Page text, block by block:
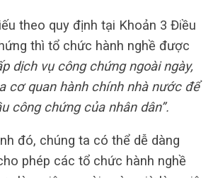
theo quy định tại Khoản 3 Điều
thì tổ chức hành nghề được
dịch vụ công chứng ngoài ngày,
cơ quan hành chính nhà nước để
công chứng của nhân dân”.
đó, chúng ta có thể dễ dàng
phép các tổ chức hành nghề